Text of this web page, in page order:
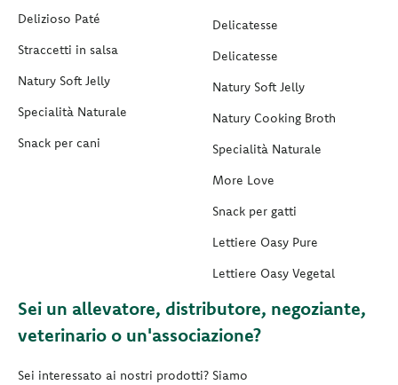
Delizioso Paté
Straccetti in salsa
Natury Soft Jelly
Specialità Naturale
Snack per cani
Delicatesse
Delicatesse
Natury Soft Jelly
Natury Cooking Broth
Specialità Naturale
More Love
Snack per gatti
Lettiere Oasy Pure
Lettiere Oasy Vegetal
Sei un allevatore, distributore, negoziante,
veterinario o un'associazione?
Sei interessato ai nostri prodotti? Siamo